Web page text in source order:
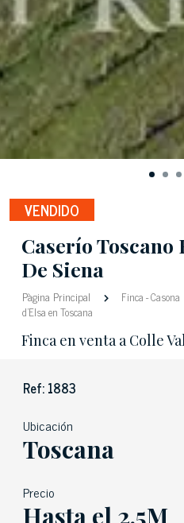
VENDIDO
Caserío Toscano
De Siena
Pàgina Principal Finca-Casona
d'Elsa en Toscana
Finca en venta a Colle
Ref: 1883
Ubicación
Toscana
Precio
Hasta el 2.5M